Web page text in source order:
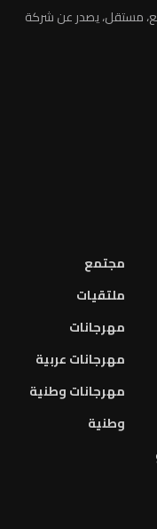
مستقل، يصدر عن شركة
مجتمع
ملتقيات
مهرجانات
مهرجانات عربية
مهرجانات وطنية
وطنية